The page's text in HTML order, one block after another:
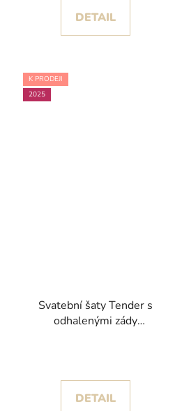
DETAIL
K PRODEJI
2025
Svatební šaty Tender s
odhalenými zády
DETAIL